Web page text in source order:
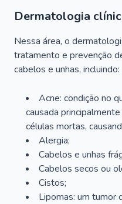
Dermatologia
Nessa área, o
tratamento e prevenção
cabelos e unhas, incluindo:
Acne: condição no
causada
células mortas,
Alergia;
Cabelos e unhas
Cabelos secos ou
Cistos;
Lipomas: um tumor